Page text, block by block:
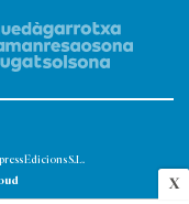
X
Edicions S.L.